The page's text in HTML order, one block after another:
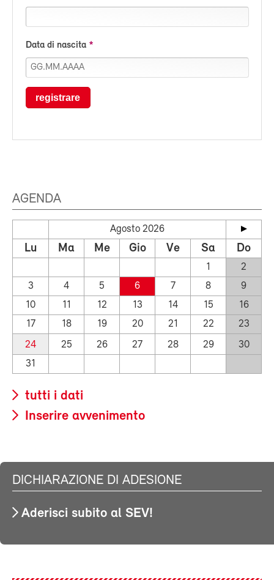
Data di nascita
registrare
AGENDA
Agosto 2026
Lu Ma Me Gio Ve Sa Do
1
2
3
4 5 6 7 8
9
10
11 12 13 14 15
16
17
18 19 20 21 22
23
24
25 26 27 28 29
30
31
tutti i dati
Inserire avvenimento
DICHIARAZIONE DI ADESIONE
Aderisci subito al SEV!